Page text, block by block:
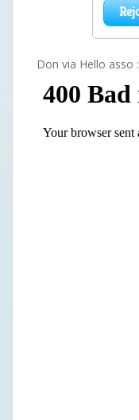
Don via Hello asso :